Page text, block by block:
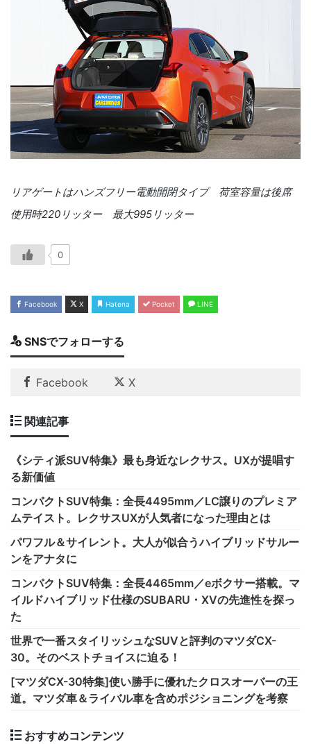
リアゲートはハンズフリー電動開閉タイプ 荷室容量は後席
使用時220リッター 最大995リッター
0
Facebook X Hatena Pocket LINE
SNSでフォローする
Facebook X
関連記事
《シティ派SUV特集》最も身近なレクサス。UXが提唱す
る新価値
コンパクトSUV特集：全長4495mm／LC譲りのプレミア
ムテイスト。レクサスUXが人気者になった理由とは
パワフル＆サイレント。大人が似合うハイブリッドサルー
ンをアナタに
コンパクトSUV特集：全長4465mm／eボクサー搭載。マ
イルドハイブリッド仕様のSUBARU・XVの先進性を探っ
た
世界で一番スタイリッシュなSUVと評判のマツダCX-
30。そのベストチョイスに迫る！
[マツダCX-30特集]使い勝手に優れたクロスオーバーの王
道。マツダ車＆ライバル車を含めポジショニングを考察
おすすめコンテンツ